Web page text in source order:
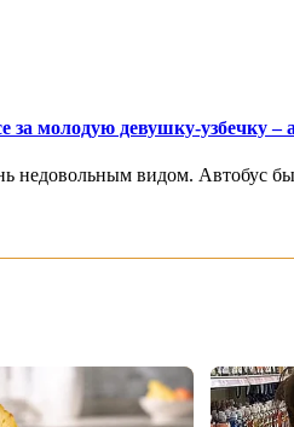
молодую девушку-узбечку
недовольным видом. Автобус